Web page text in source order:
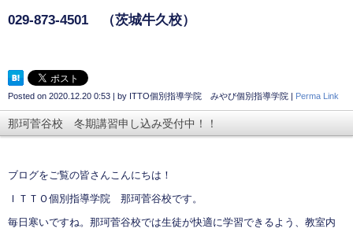
029-873-4501 （茨城牛久校）
Posted on 2020.12.20 0:53 | by ITTO個別指導学院 みやび個別指導学院 | Perma Link
那珂菅谷校 冬期講習申し込み受付中！！
ブログをご覧の皆さんこんにちは！
ＩＴＴＯ個別指導学院 那珂菅谷校です。
毎日寒いですね。那珂菅谷校では生徒が快適に学習できるよう、教室内